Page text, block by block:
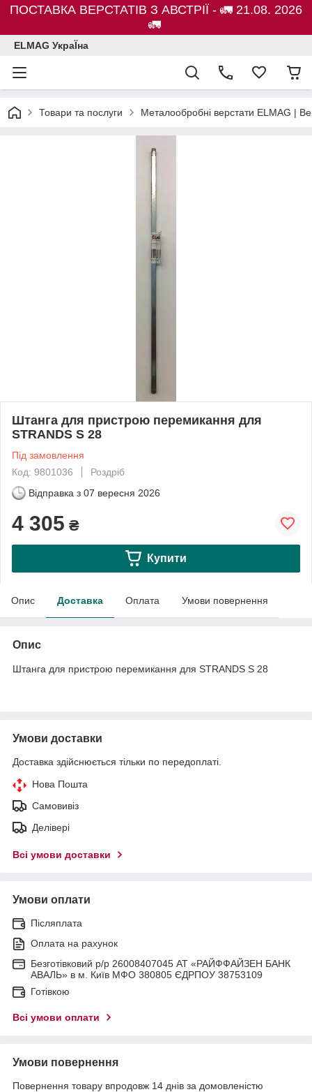
ПОСТАВКА ВЕРСТАТІВ З АВСТРІЇ - 🚛 21.08. 2026
🚛
ELMAG УкраЇна
Товари та послуги Металообробні верстати ELMAG |
Штанга для пристрою перемикання для
STRANDS S 28
Під замовлення
Код: 9801036
Роздріб
Відправка з 07 вересня 2026
4 305 ₴
Купити
Опис Доставка Оплата Умови повернення
Опис
Штанга для пристрою перемикання для STRANDS S 28
Умови доставки
Доставка здійснюється тільки по передоплаті.
Нова Пошта
Самовивіз
Делівері
Всі умови доставки
Умови оплати
Післяплата
Оплата на рахунок
Безготівковий р/р 26008407045 АТ «РАЙФФАЙЗЕН БАНК
АВАЛЬ» в м. Київ МФО 380805 ЄДРПОУ 38753109
Готівкою
Всі умови оплати
Умови повернення
Повернення товару впродовж 14 днів за домовленістю